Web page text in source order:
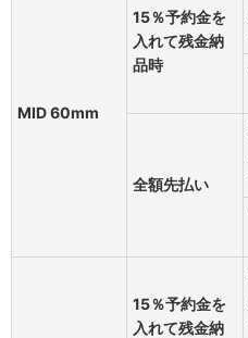
MID 60mm
15％予約金を
入れて残金納
品時
全額先払い
15％予約金を
入れて残金納